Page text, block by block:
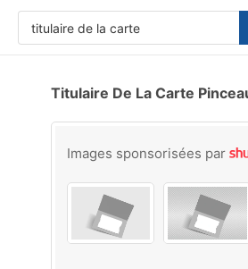
Titulaire De La Carte
Images sponsorisées par